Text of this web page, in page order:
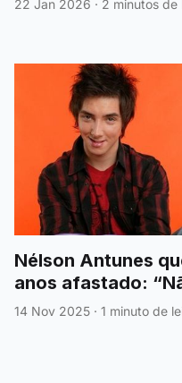
22 Jan 2026 · 2 minutos de
Nélson Antunes
anos afastado:
14 Nov 2025 · 1 minuto de